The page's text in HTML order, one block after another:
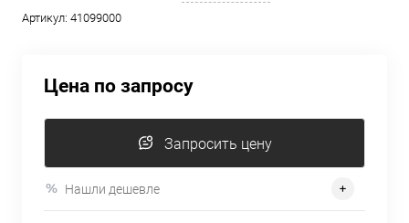
Артикул: 41099000
Цена по запросу
Запросить цену
Нашли дешевле